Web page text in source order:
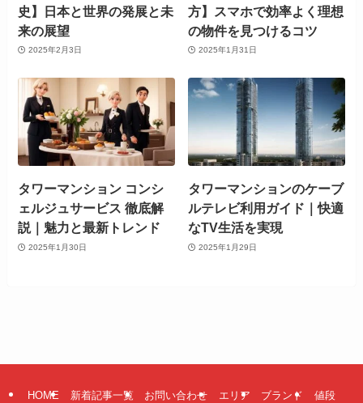
史】日本と世界の発展と未
来の展望
2025年2月3日
方】スマホで効率よく理想
の物件を見つけるコツ
2025年1月31日
タワーマンション コンシ
ェルジュサービス 徹底解
説｜魅力と最新トレンド
2025年1月30日
タワーマンションのケーブ
ルテレビ利用ガイド｜快適
なTV生活を実現
2025年1月29日
HOME 新着記事一覧 お問い合わせ エリア ブランド 値段